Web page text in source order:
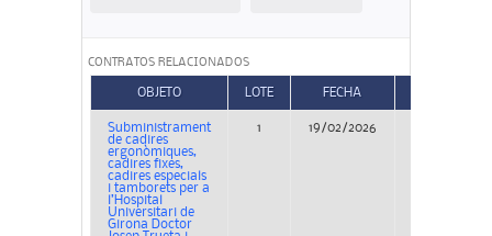
CONTRATOS RELACIONADOS
OBJETO LOTE FECHA
Subministrament
de cadires
ergonòmiques,
cadires fixes,
cadires especials
i tamborets per a
l’Hospital
Universitari de
Girona Doctor
1 19/02/2026